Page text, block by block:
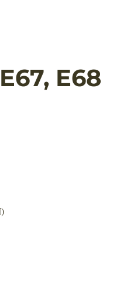
E68